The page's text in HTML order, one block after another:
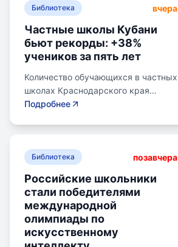
Библиотека вчера
Частные школы Кубани
бьют рекорды: +38%
учеников за пять лет
Количество обучающихся в частных
школах Краснодарского края
выросло на 38% за последние пять
детей. Рост популярности частного
качеством услуг, индивидуальным
подходом и современными
методиками. Государственная
поддержка в виде грантов и
субсидий стимулирует развитие
Подробнее
Библиотека позавчера
Российские школьники
стали победителями
международной
олимпиады по
искусственному